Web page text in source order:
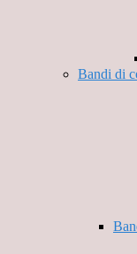
Bandi di